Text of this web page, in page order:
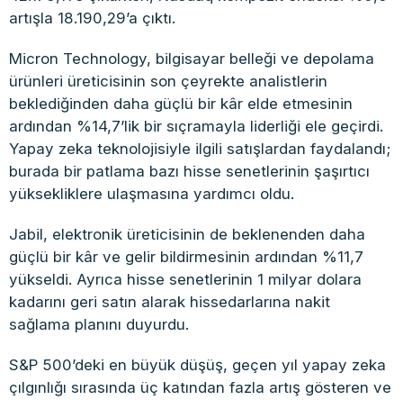
artışla 18.190,29’a çıktı.
Micron Technology, bilgisayar belleği ve depolama
ürünleri üreticisinin son çeyrekte analistlerin
beklediğinden daha güçlü bir kâr elde etmesinin
ardından %14,7’lik bir sıçramayla liderliği ele geçirdi.
Yapay zeka teknolojisiyle ilgili satışlardan faydalandı;
burada bir patlama bazı hisse senetlerinin şaşırtıcı
yüksekliklere ulaşmasına yardımcı oldu.
Jabil, elektronik üreticisinin de beklenenden daha
güçlü bir kâr ve gelir bildirmesinin ardından %11,7
yükseldi. Ayrıca hisse senetlerinin 1 milyar dolara
kadarını geri satın alarak hissedarlarına nakit
sağlama planını duyurdu.
S&P 500’deki en büyük düşüş, geçen yıl yapay zeka
çılgınlığı sırasında üç katından fazla artış gösteren ve